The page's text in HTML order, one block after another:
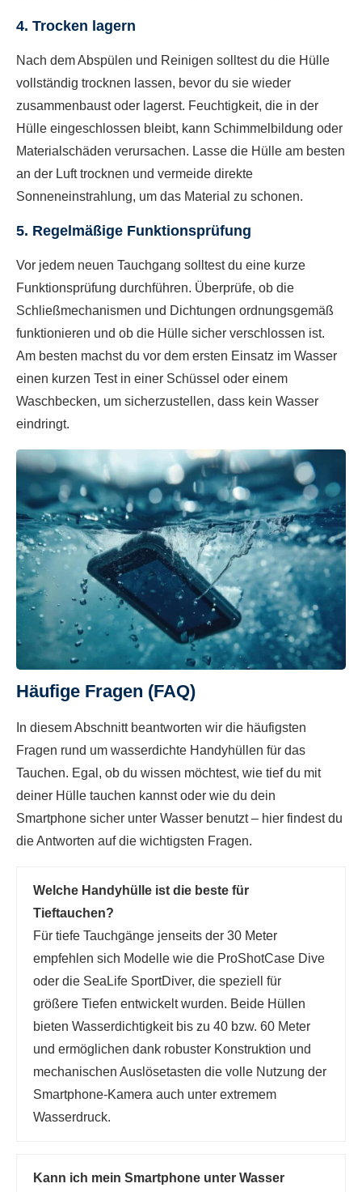
4. Trocken lagern
Nach dem Abspülen und Reinigen solltest du die Hülle
vollständig trocknen lassen, bevor du sie wieder
zusammenbaust oder lagerst. Feuchtigkeit, die in der
Hülle eingeschlossen bleibt, kann Schimmelbildung oder
Materialschäden verursachen. Lasse die Hülle am besten
an der Luft trocknen und vermeide direkte
Sonneneinstrahlung, um das Material zu schonen.
5. Regelmäßige Funktionsprüfung
Vor jedem neuen Tauchgang solltest du eine kurze
Funktionsprüfung durchführen. Überprüfe, ob die
Schließmechanismen und Dichtungen ordnungsgemäß
funktionieren und ob die Hülle sicher verschlossen ist.
Am besten machst du vor dem ersten Einsatz im Wasser
einen kurzen Test in einer Schüssel oder einem
Waschbecken, um sicherzustellen, dass kein Wasser
eindringt.
Häufige Fragen (FAQ)
In diesem Abschnitt beantworten wir die häufigsten
Fragen rund um wasserdichte Handyhüllen für das
Tauchen. Egal, ob du wissen möchtest, wie tief du mit
deiner Hülle tauchen kannst oder wie du dein
Smartphone sicher unter Wasser benutzt – hier findest du
die Antworten auf die wichtigsten Fragen.
Welche Handyhülle ist die beste für
Tieftauchen?
Für tiefe Tauchgänge jenseits der 30 Meter
empfehlen sich Modelle wie die ProShotCase Dive
oder die SeaLife SportDiver, die speziell für
größere Tiefen entwickelt wurden. Beide Hüllen
bieten Wasserdichtigkeit bis zu 40 bzw. 60 Meter
und ermöglichen dank robuster Konstruktion und
mechanischen Auslösetasten die volle Nutzung der
Smartphone-Kamera auch unter extremem
Wasserdruck.
Kann ich mein Smartphone unter Wasser